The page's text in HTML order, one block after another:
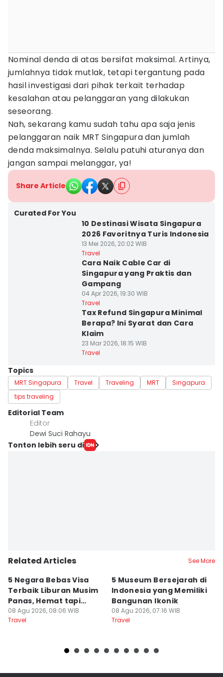
Nominal denda di atas bersifat maksimal. Artinya,
jumlahnya tidak mutlak, tetapi tergantung pada
hasil investigasi dari pihak terkait terhadap
kesalahan atau pelanggaran yang dilakukan
seseorang.
Nah, sekarang kamu sudah tahu apa saja jenis
pelanggaran naik MRT Singapura dan jumlah
denda maksimalnya. Selalu patuhi aturanya dan
jangan sampai melanggar, ya!
Share Article
Curated For You
10 Destinasi Wisata Singapura
2026 Favoritnya Turis Indonesia
13 Mei 2026, 20:02 WIB
Travel
Cara Naik Cable Car di
Singapura yang Praktis dan
Gampang
04 Apr 2026, 19:30 WIB
Travel
Tax Refund Singapura Minimal
Berapa? Ini Syarat dan Cara
Klaim
23 Mar 2026, 18:15 WIB
Travel
Topics
MRT Singapura Travel Traveling MRT
Singapura
tips traveling
Editorial Team
Editor
Dewi Suci Rahayu
Tonton lebih seru di
Related Articles See More
5 Negara Bebas Visa
Terbaik Liburan Musim
Panas, Hemat tapi
Mewah!
08 Agu 2026, 08:06 WIB
Travel
5 Museum Bersejarah di
Indonesia yang Memiliki
Bangunan Ikonik
08 Agu 2026, 07:16 WIB
Travel